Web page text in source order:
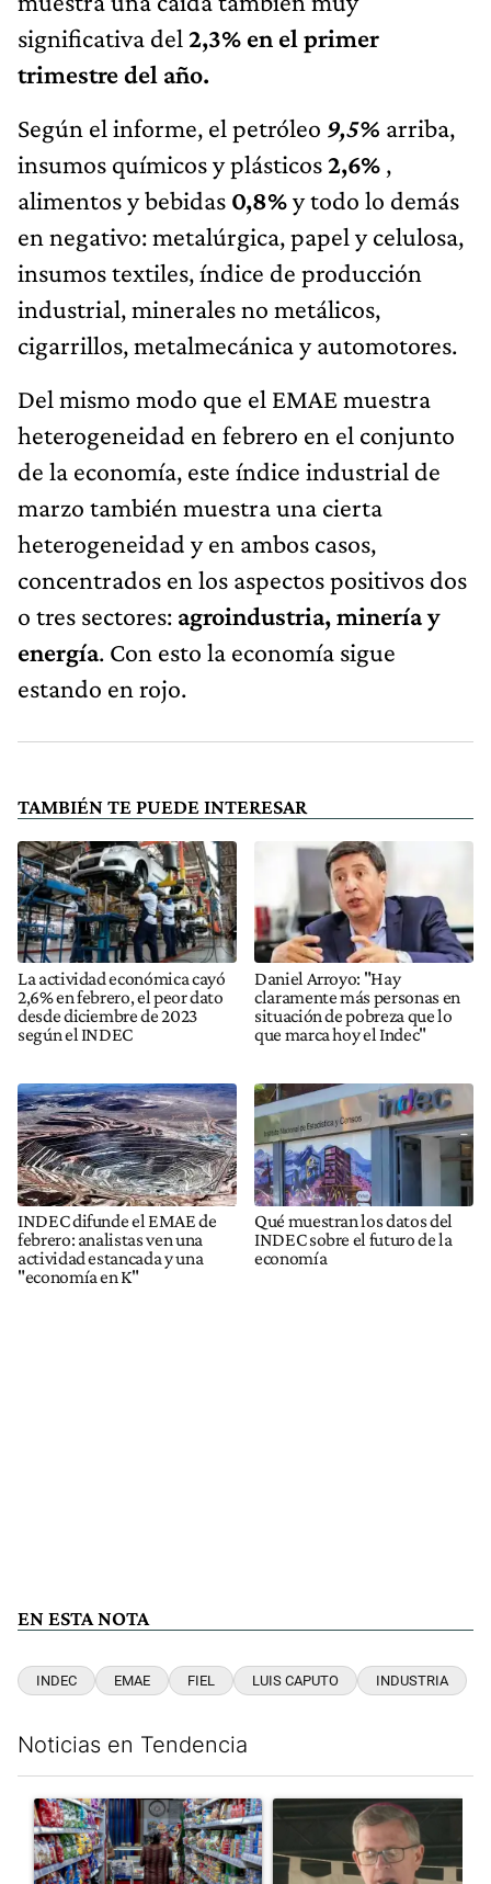
significativa del 2,3% en el primer
trimestre del año.
Según el informe, el petróleo 9,5% arriba,
insumos químicos y plásticos2,6% ,
alimentos y bebidas 0,8%y todo lo demás
en negativo: metalúrgica, papel y celulosa,
insumos textiles, índice de producción
industrial, minerales no metálicos,
cigarrillos, metalmecánica y automotores.
Del mismo modo que el EMAE muestra
heterogeneidad en febrero en el conjunto
de la economía, este índice industrial de
marzo también muestra una cierta
heterogeneidad y en ambos casos,
concentrados en los aspectos positivos dos
o tres sectores: agroindustria, minería y
energía. Con esto la economía sigue
estando en rojo.
TAMBIÉN TE PUEDE INTERESAR
La actividad económica cayó
2,6% en febrero, el peor dato
desde diciembre de 2023
según el INDEC
Daniel Arroyo: "Hay
claramente más personas en
situación de pobreza que lo
que marca hoy el Indec"
INDEC difunde el EMAE de
febrero: analistas ven una
actividad estancada y una
"economía en K"
Qué muestran los datos del
INDEC sobre el futuro de la
economía
EN ESTA NOTA
INDEC EMAE FIEL LUIS CAPUTO INDUSTRIA
Noticias en Tendencia
Un artículo de tendencia con el título "La inflación en CABA
Un artículo de tendencia con